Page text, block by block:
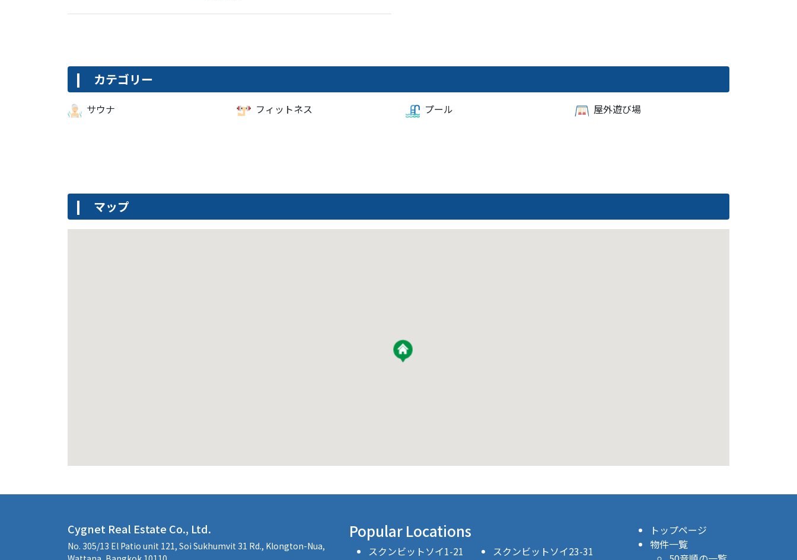
カテゴリー
サウナ フィットネス プール 屋外遊び場
マップ
Cygnet Real Estate Co., Ltd.
No. 305/13 El Patio unit 121, Soi Sukhumvit 31 Rd., Klongton-Nua,
Popular Locations
スクンビットソイ1-21
スクンビットソイ23-31
トップページ
物件一覧